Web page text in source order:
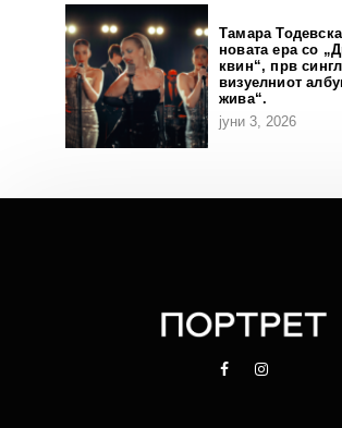
Тамара
новата ера со
квин“, прв
визуелниот
жива“.
јуни 3, 2026